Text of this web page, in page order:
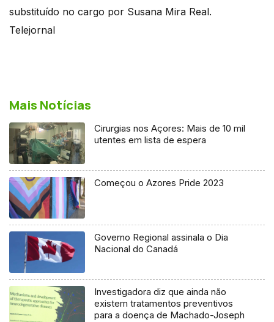
substituído no cargo por Susana Mira Real.
Telejornal
Mais Notícias
Cirurgias nos Açores: Mais de 10 mil
utentes em lista de espera
Começou o Azores Pride 2023
Governo Regional assinala o Dia
Nacional do Canadá
Investigadora diz que ainda não
existem tratamentos preventivos
para a doença de Machado-Joseph